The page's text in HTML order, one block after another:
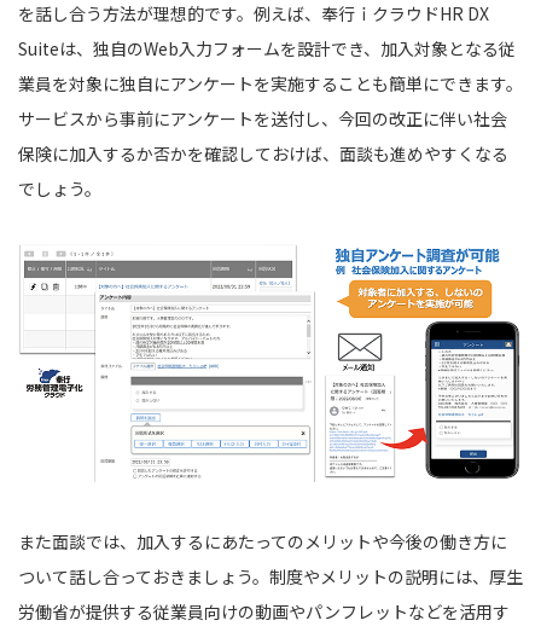
を話し合う方法が理想的です。例えば、奉行ｉクラウドHR DX
Suiteは、独自のWeb入力フォームを設計でき、加入対象となる従
業員を対象に独自にアンケートを実施することも簡単にできます。
サービスから事前にアンケートを送付し、今回の改正に伴い社会
保険に加入するか否かを確認しておけば、面談も進めやすくなる
でしょう。
また面談では、加入するにあたってのメリットや今後の働き方に
ついて話し合っておきましょう。制度やメリットの説明には、厚生
労働省が提供する従業員向けの動画やパンフレットなどを活用す